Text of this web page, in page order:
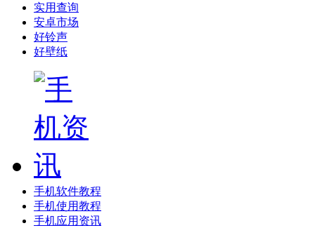
实用查询
安卓市场
好铃声
好壁纸
手机软件教程
手机使用教程
手机应用资讯